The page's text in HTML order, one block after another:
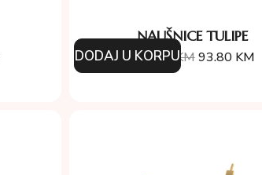
NAUŠNICE TULIPE
134.00KM93.80 KM
DODAJ U KORPU